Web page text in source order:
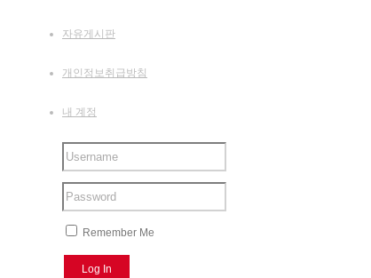
자유게시판
개인정보취급방침
내 계정
Remember Me